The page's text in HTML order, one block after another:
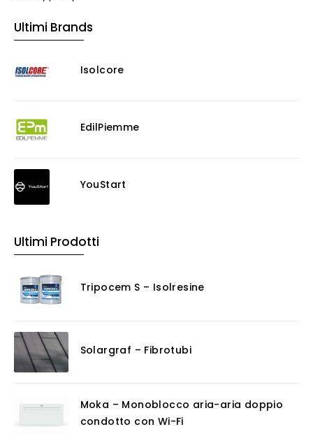
Ultimi Brands
Isolcore
EdilPiemme
YouStart
Ultimi Prodotti
Tripocem S – Isolresine
Solargraf – Fibrotubi
Moka – Monoblocco aria-aria doppio
condotto con Wi-Fi